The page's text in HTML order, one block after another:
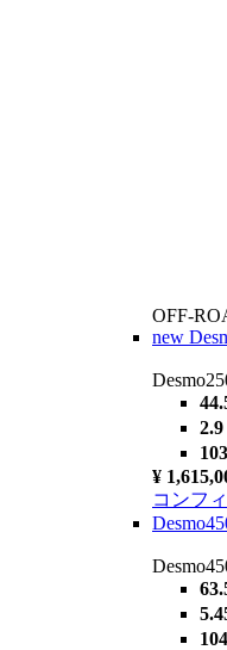
OFF-
new
¥
コンフ